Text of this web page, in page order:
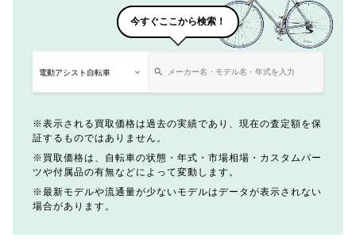
今すぐここから検索！
表示される買取価格は過去の実績であり、現在の査定額を保
証するものではありません。
買取価格は、自転車の状態・年式・市場相場・カスタムパー
ツや付属品の有無などによって変動します。
最新モデルや流通量が少ないモデルはデータが表示されない
場合があります。